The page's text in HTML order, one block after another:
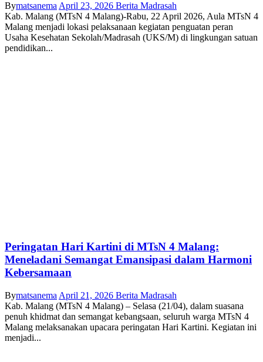
Bymatsanema April 23, 2026 Berita Madrasah
Kab. Malang (MTsN 4 Malang)-Rabu, 22 April 2026, Aula MTsN 4
Malang menjadi lokasi pelaksanaan kegiatan penguatan peran
Usaha Kesehatan Sekolah/Madrasah (UKS/M) di lingkungan satuan
pendidikan...
Peringatan Hari Kartini di MTsN 4 Malang:
Meneladani Semangat Emansipasi dalam Harmoni
Kebersamaan
Bymatsanema April 21, 2026 Berita Madrasah
Kab. Malang (MTsN 4 Malang) – Selasa (21/04), dalam suasana
penuh khidmat dan semangat kebangsaan, seluruh warga MTsN 4
Malang melaksanakan upacara peringatan Hari Kartini. Kegiatan ini
menjadi...